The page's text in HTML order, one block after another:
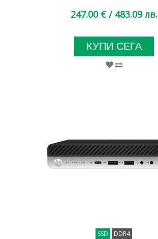
247.00 € / 483.09 лв.
КУПИ СЕГА
SSD DDR4